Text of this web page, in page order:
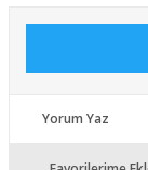
Yorum Yaz